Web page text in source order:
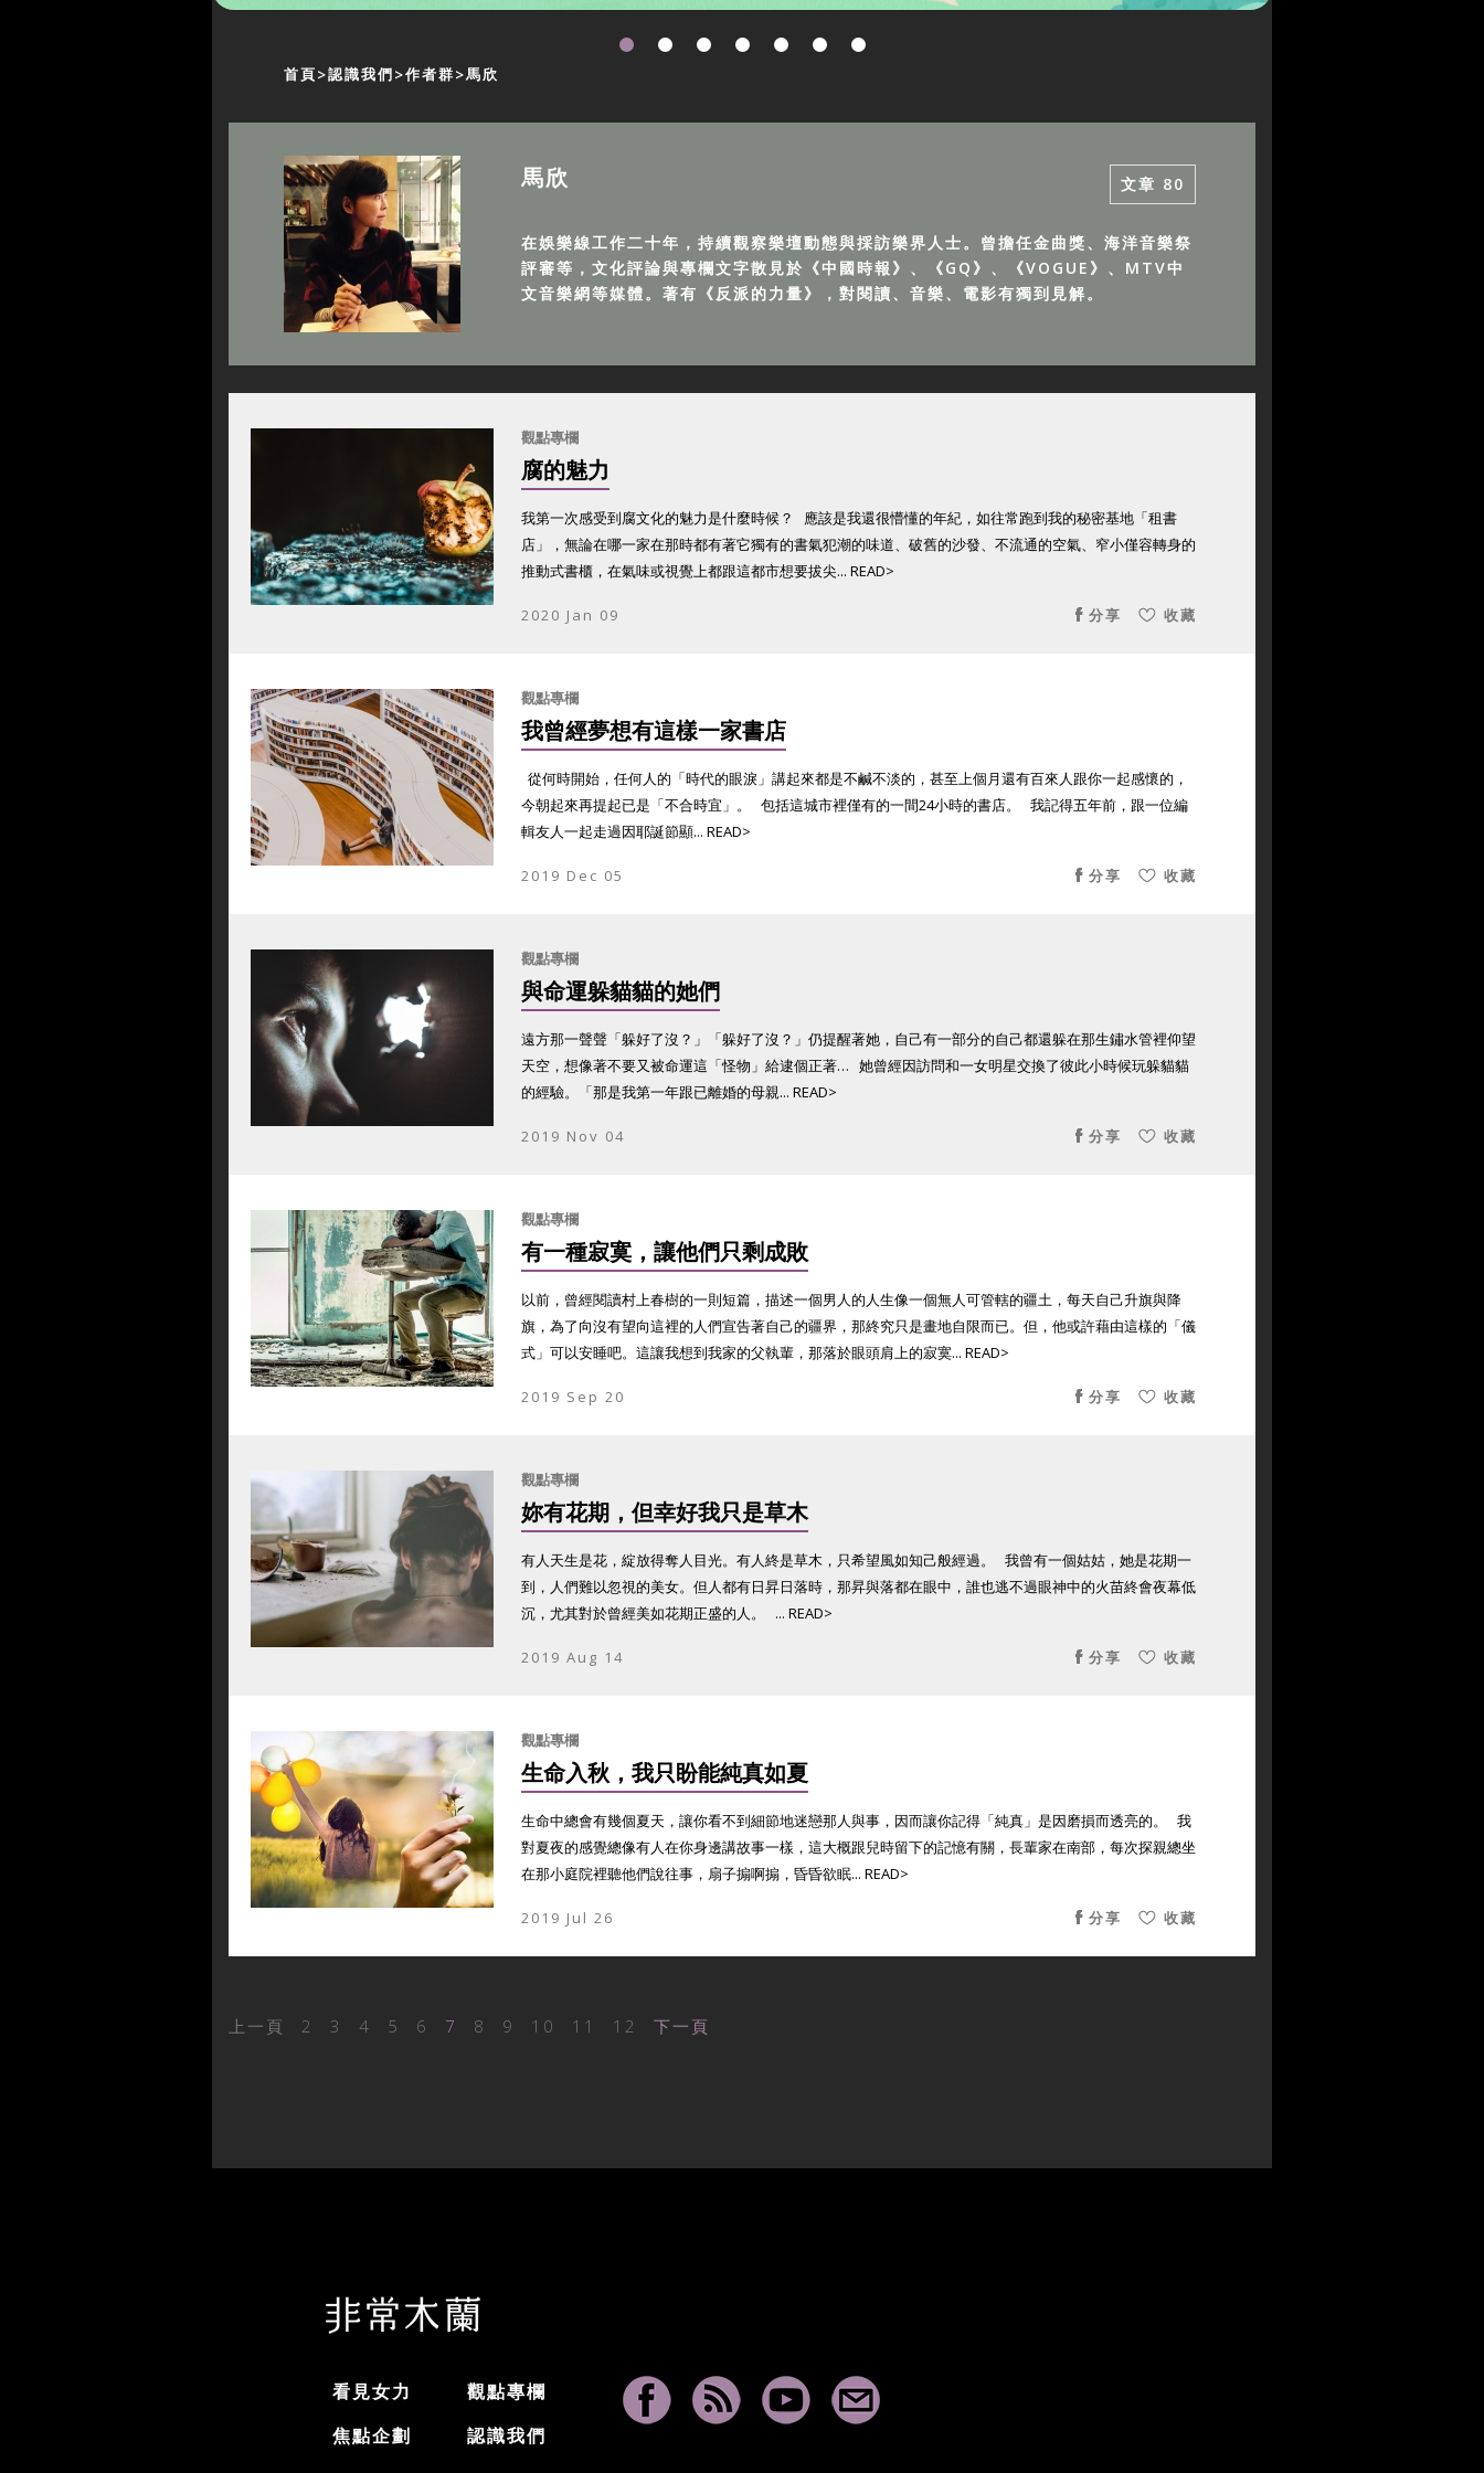
首頁 認識我們 作者群 馬欣
馬欣 文章 80
在娛樂線工作二十年，持續觀察樂壇動態與採訪樂界人士。曾擔任金曲獎、海洋音樂祭
評審等，文化評論與專欄文字散見於《中國時報》、《GQ》、《VOGUE》、MTV中
文音樂網等媒體。著有《反派的力量》，對閱讀、音樂、電影有獨到見解。
觀點專欄
腐的魅力
我第一次感受到腐文化的魅力是什麼時候？ 應該是我還很懵懂的年紀，如往常跑到我的秘密基地「租書
店」，無論在哪一家在那時都有著它獨有的書氣犯潮的味道、破舊的沙發、不流通的空氣、窄小僅容轉身的
推動式書櫃，在氣味或視覺上都跟這都市想要拔尖... READ>
2020 Jan 09 收藏
分享
觀點專欄
我曾經夢想有這樣一家書店
從何時開始，任何人的「時代的眼淚」講起來都是不鹹不淡的，甚至上個月還有百來人跟你一起感懷的，
今朝起來再提起已是「不合時宜」。 包括這城市裡僅有的一間24小時的書店。 我記得五年前，跟一位編
輯友人一起走過因耶誕節顯... READ>
2019 Dec 05 收藏
分享
觀點專欄
與命運躲貓貓的她們
遠方那一聲聲「躲好了沒？」「躲好了沒？」仍提醒著她，自己有一部分的自己都還躲在那生鏽水管裡仰望
天空，想像著不要又被命運這「怪物」給逮個正著… 她曾經因訪問和一女明星交換了彼此小時候玩躲貓貓
的經驗。「那是我第一年跟已離婚的母親... READ>
2019 Nov 04 收藏
分享
觀點專欄
有一種寂寞，讓他們只剩成敗
以前，曾經閱讀村上春樹的一則短篇，描述一個男人的人生像一個無人可管轄的疆土，每天自己升旗與降
旗，為了向沒有望向這裡的人們宣告著自己的疆界，那終究只是畫地自限而已。但，他或許藉由這樣的「儀
式」可以安睡吧。這讓我想到我家的父執輩，那落於眼頭肩上的寂寞... READ>
2019 Sep 20 收藏
分享
觀點專欄
妳有花期，但幸好我只是草木
有人天生是花，綻放得奪人目光。有人終是草木，只希望風如知己般經過。 我曾有一個姑姑，她是花期一
到，人們難以忽視的美女。但人都有日昇日落時，那昇與落都在眼中，誰也逃不過眼神中的火苗終會夜幕低
沉，尤其對於曾經美如花期正盛的人。 ... READ>
2019 Aug 14 收藏
分享
觀點專欄
生命入秋，我只盼能純真如夏
生命中總會有幾個夏天，讓你看不到細節地迷戀那人與事，因而讓你記得「純真」是因磨損而透亮的。 我
對夏夜的感覺總像有人在你身邊講故事一樣，這大概跟兒時留下的記憶有關，長輩家在南部，每次探親總坐
在那小庭院裡聽他們說往事，扇子搧啊搧，昏昏欲眠... READ>
2019 Jul 26 收藏
分享
上一頁 2 3 4 5 6 7 8 9 10 11 12 下一頁
看見女力
觀點專欄
焦點企劃
認識我們